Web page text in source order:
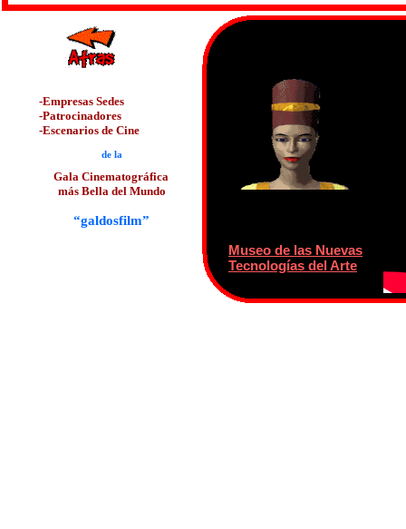
Museo de las Nuevas
Tecnologías del Arte
-Empresas Sedes
-Patrocinadores
-Escenarios de Cine
de la
Gala Cinematográfica
más Bella del Mundo
“galdosfilm”